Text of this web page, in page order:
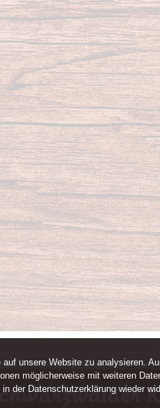
unsere Website zu analysieren.
möglicherweise mit weiteren
der Datenschutzerklärung wieder